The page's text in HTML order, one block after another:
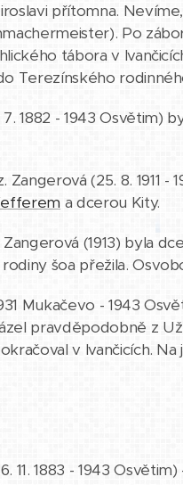
přítomna.
Po
tábora v
Terezínského
7. 1882 - 1943 Osvětim)
Zangerová (25. 8. 1911
a dcerou Kity.
Zangerová (1913) byla
rodiny šoa přežila.
Mukačevo - 1943
pravděpodobně z
v Ivančicích.
11. 1883 - 1943 Osvětim)